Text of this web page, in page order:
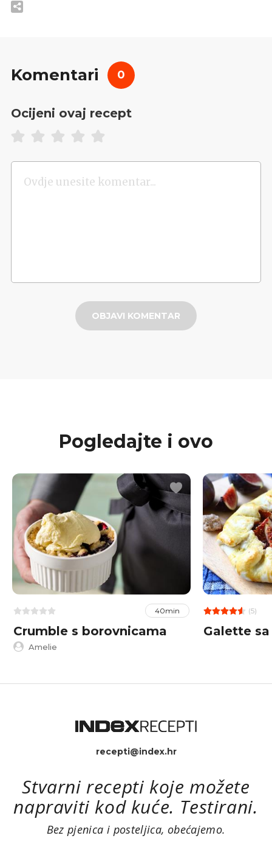
Komentari 0
Ocijeni ovaj recept
OBJAVI KOMENTAR
Pogledajte i ovo
40min
Crumble s borovnicama
Amelie
(5)
Galette
recepti@index.hr
Stvarni recepti koje možete
napraviti kod kuće. Testirani.
Bez pjenica i posteljica, obećajemo.